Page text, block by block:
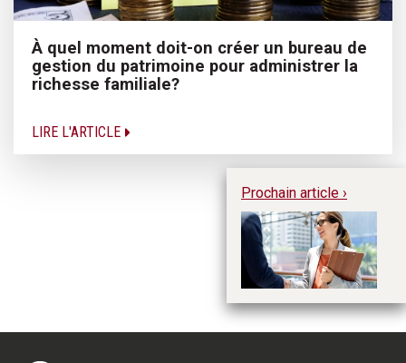
À quel moment doit-on créer un bureau de
gestion du patrimoine pour administrer la
richesse familiale?
LIRE L'ARTICLE
Prochain article ›